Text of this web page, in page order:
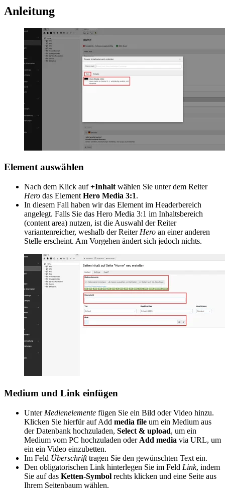
Anleitung
Element auswählen
Nach dem Klick auf+Inhalt wählen Sie unter dem Reiter
Hero das Element Hero Media 3:1.
In diesem Fall haben wir das Element im Headerbereich
angelegt. Falls Sie das Hero Media 3:1 im Inhaltsbereich
(content area) nutzen, ist die Auswahl der Reiter
variantenreicher, weshalb der Reiter Hero an einer anderen
Stelle erscheint. Am Vorgehen ändert sich jedoch nichts.
Medium und Link einfügen
Unter Medienelemente fügen Sie ein Bild oder Video hinzu.
Klicken Sie hierfür auf Add media file um ein Medium aus
der Datenbank hochzuladen, Select & upload, um ein
Medium vom PC hochzuladen oder Add media via URL, um
ein ein Video einzubetten.
Im Feld Überschrifttragen Sie den gewünschten Text ein.
Den obligatorischen Link hinterlegen Sie im Feld Link, indem
Sie auf das Ketten-Symbol rechts klicken und eine Seite aus
Ihrem Seitenbaum wählen.